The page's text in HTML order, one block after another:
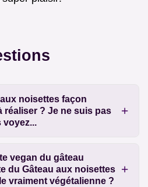
noisettes façon
réaliser ? Je ne suis pas
voyez...
vegan du gâteau
du Gâteau aux noisettes
vraiment végétalienne ?